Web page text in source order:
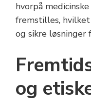
hvorpå
fremstilles,
og sikre løsninger
og